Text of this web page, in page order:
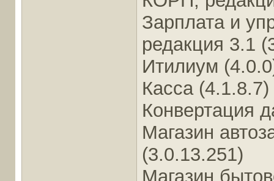
Зарплата и
редакция 3.1
Итилиум
Касса (4.1.8.7)
Конвертация
Магазин
(3.0.13.251)
Магазин